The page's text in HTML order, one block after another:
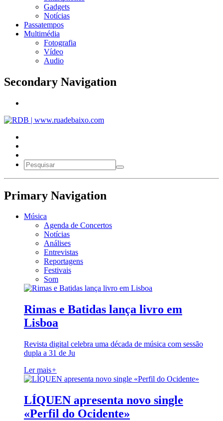
Gadgets
Notícias
Passatempos
Multimédia
Fotografia
Vídeo
Audio
Secondary Navigation
Primary Navigation
Música
Agenda de Concertos
Notícias
Análises
Entrevistas
Reportagens
Festivais
Som
Rimas e Batidas lança livro em
Lisboa
Revista digital celebra uma década de música com sessão
dupla a 31 de Ju
Ler mais+
LÍQUEN apresenta novo single
«Perfil do Ocidente»